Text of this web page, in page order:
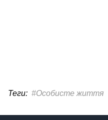
Теги: #Особисте життя